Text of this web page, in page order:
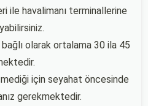
ile havalimanı terminallerine
olarak ortalama 30 ila 45
için seyahat öncesinde
gerekmektedir.